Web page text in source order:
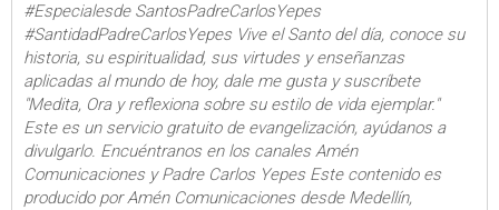
#Especialesde SantosPadreCarlosYepes
#SantidadPadreCarlosYepes Vive el Santo del día, conoce su
historia, su espiritualidad, sus virtudes y enseñanzas
aplicadas al mundo de hoy, dale me gusta y suscríbete
"Medita, Ora y reflexiona sobre su estilo de vida ejemplar."
Este es un servicio gratuito de evangelización, ayúdanos a
divulgarlo. Encuéntranos en los canales Amén
Comunicaciones y Padre Carlos Yepes Este contenido es
producido por Amén Comunicaciones desde Medellín,